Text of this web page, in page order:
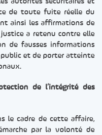
autorités sécuritaires et
de toute fuite réelle du
ainsi les affirmations de
justice a retenu contre elle
de fausses informations
public et de porter atteinte
de l’intégrité des
le cadre de cette affaire,
par la volonté de